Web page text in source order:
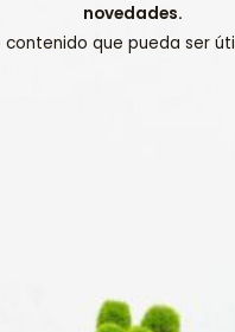
novedades.
contenido que pueda ser